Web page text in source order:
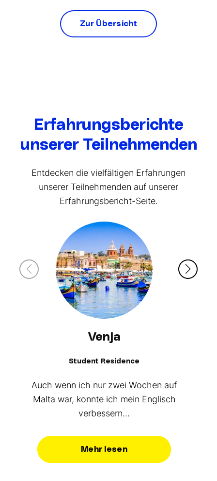
Zur Übersicht
Erfahrungsberichte
unserer Teilnehmenden
Entdecken die vielfältigen Erfahrungen
unserer Teilnehmenden auf unserer
Erfahrungsbericht-Seite.
Venja
Student Residence
Auch wenn ich nur zwei Wochen auf
Malta war, konnte ich mein Englisch
verbessern...
Mehr lesen